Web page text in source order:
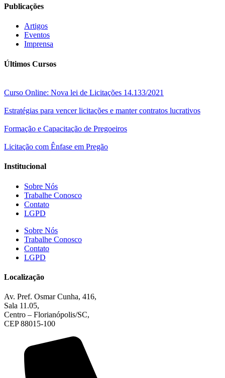
Publicações
Artigos
Eventos
Imprensa
Últimos Cursos
Curso Online: Nova lei de Licitações 14.133/2021
Estratégias para vencer licitações e manter contratos lucrativos
Formação e Capacitação de Pregoeiros
Licitação com Ênfase em Pregão
Institucional
Sobre Nós
Trabalhe Conosco
Contato
LGPD
Sobre Nós
Trabalhe Conosco
Contato
LGPD
Localização
Av. Pref. Osmar Cunha, 416,
Sala 11.05,
Centro – Florianópolis/SC,
CEP 88015-100